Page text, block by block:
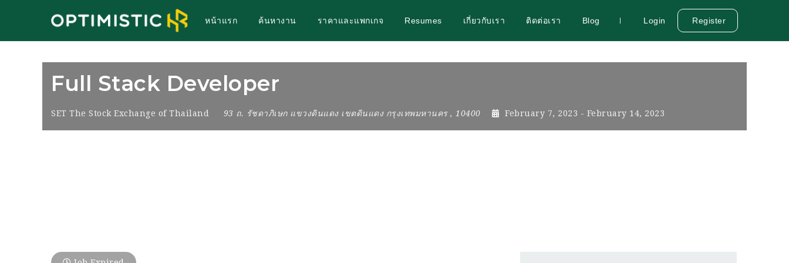
หน้าแรก ค้นหางาน ราคาและแพกเกจ Resumes เกี่ยวกับเรา ติดต่อเรา Blog Login Register
Full Stack Developer
SET The Stock Exchange of Thailand 93 ถ. รัชดาภิเษก แขวงดินแดง เขตดินแดง กรุงเทพมหานคร, 10400 February 7, 2023 - February 14, 2023